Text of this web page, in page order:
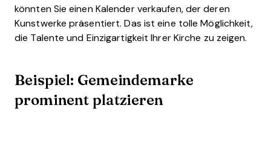
könnten Sie einen Kalender verkaufen, der deren
Kunstwerke präsentiert. Das ist eine tolle Möglichkeit,
die Talente und Einzigartigkeit Ihrer Kirche zu zeigen.
Beispiel: Gemeindemarke
prominent platzieren